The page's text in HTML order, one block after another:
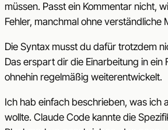
müssen. Passt ein Kommentar nicht,
Fehler, manchmal ohne verständliche
Die Syntax musst du dafür trotzdem
Das erspart dir die Einarbeitung in ein
ohnehin regelmäßig weiterentwickelt.
Ich hab einfach beschrieben, was ich
wollte. Claude Code kannte die